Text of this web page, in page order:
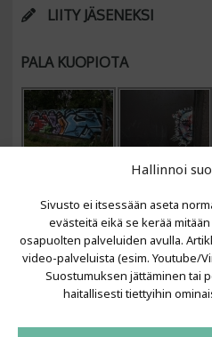
Hallinnoi
Sivusto ei itsessään aseta
evästeitä eikä se kerää
osapuolten palveluiden avulla.
video-palveluista (esim. Youtube/
Suostumuksen jättäminen tai
haitallisesti tiettyihin
LIITY JÄSENEKSI
PALA KUOPIOTA
VIIMEISIMMÄT ARTIKKELIT
LAINIT 2025: Tarhapäivä